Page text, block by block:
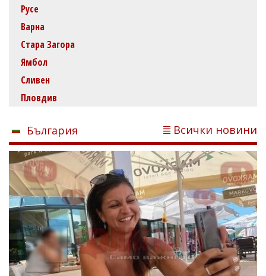
Русе
Варна
Стара Загора
Ямбол
Сливен
Пловдив
България Всички новини